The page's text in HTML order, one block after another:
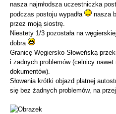
nasza najmłodsza uczestniczka
podczas postoju wypadła
nasza
przez moją siostrę.
Niestety 1/3 pozostała na
dobra
Granicę Węgiersko-Słoweńską
i żadnych problemów (celnicy
dokumentów).
Słowenia krótki objazd płatnej
się bez żadnych problemów, na